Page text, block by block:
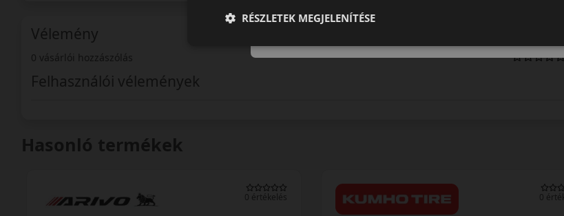
Vélemény
0 vásárlói hozzászólás
Felhasználói vélemények
Hasonló termékek
0 értékelés 0
RÉSZLETEK MEGJELENÍTÉSE